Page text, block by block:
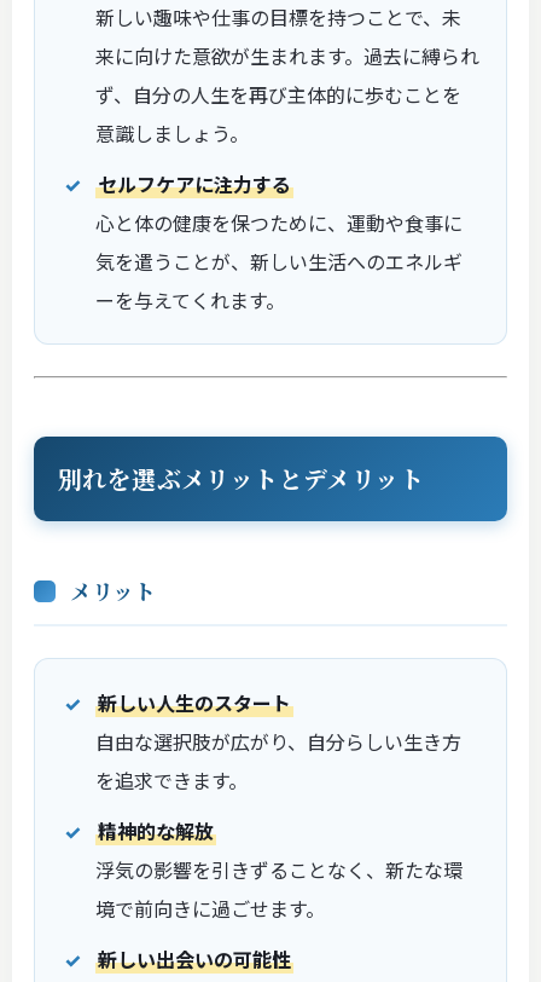
新しい趣味や仕事の目標を持つことで、未
来に向けた意欲が生まれます。過去に縛られ
ず、自分の人生を再び主体的に歩むことを
意識しましょう。
セルフケアに注力する
心と体の健康を保つために、運動や食事に
気を遣うことが、新しい生活へのエネルギ
ーを与えてくれます。
別れを選ぶメリットとデメリット
メリット
新しい人生のスタート
自由な選択肢が広がり、自分らしい生き方
を追求できます。
精神的な解放
浮気の影響を引きずることなく、新たな環
境で前向きに過ごせます。
新しい出会いの可能性